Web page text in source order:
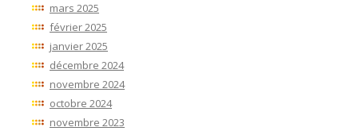
mars 2025
février 2025
janvier 2025
décembre 2024
novembre 2024
octobre 2024
novembre 2023